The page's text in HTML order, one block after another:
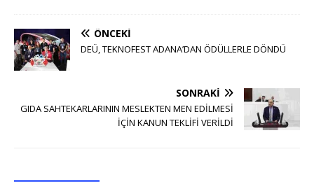
ÖNCEKI
DEÜ, TEKNOFEST ADANA’DAN ÖDÜLLERLE DÖNDÜ
SONRAKI
GIDA SAHTEKARLARININ MESLEKTEN MEN EDİLMESİ
İÇİN KANUN TEKLİFİ VERİLDİ